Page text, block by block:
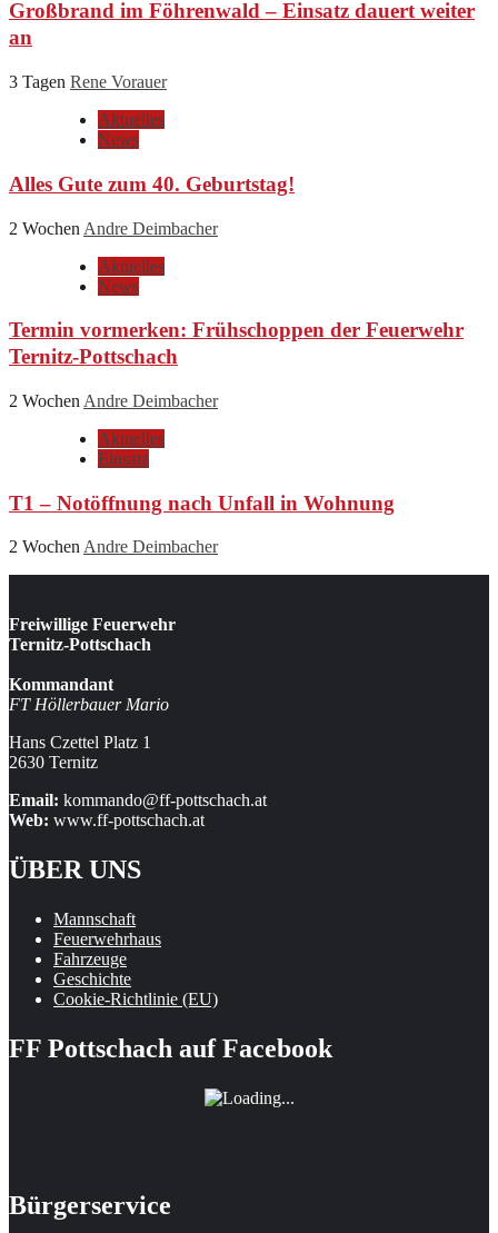
Großbrand im Föhrenwald – Einsatz dauert weiter
an
3 Tagen Rene Vorauer
Aktuelles
News
Alles Gute zum 40. Geburtstag!
2 Wochen Andre Deimbacher
Aktuelles
News
Termin vormerken: Frühschoppen der Feuerwehr
Ternitz-Pottschach
2 Wochen Andre Deimbacher
Aktuelles
Einsatz
T1 – Notöffnung nach Unfall in Wohnung
2 WochenAndre Deimbacher
Freiwillige Feuerwehr
Ternitz-Pottschach
Kommandant
FT Höllerbauer Mario
Hans Czettel Platz 1
2630 Ternitz
Email: kommando@ff-pottschach.at
Web: www.ff-pottschach.at
ÜBER UNS
Mannschaft
Feuerwehrhaus
Fahrzeuge
Geschichte
Cookie-Richtlinie (EU)
FF Pottschach auf Facebook
Bürgerservice